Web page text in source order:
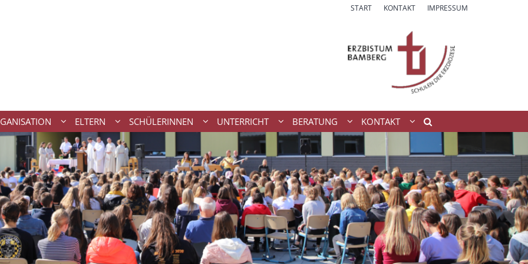
START KONTAKT IMPRESSUM
ELTERN SCHÜLERINNEN UNTERRICHT BERATUNG KONTAKT